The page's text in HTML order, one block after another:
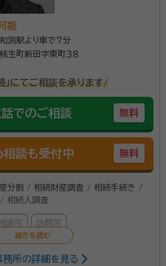
能
渕駅より車で7分
生町新田字東町３８
」にてご相談を承ります/
でのご相談 無料
談も受付中 無料
分割 / 相続財産調査 / 相続手続き /
相続人調査
談可 訪問可
務所の詳細を見る